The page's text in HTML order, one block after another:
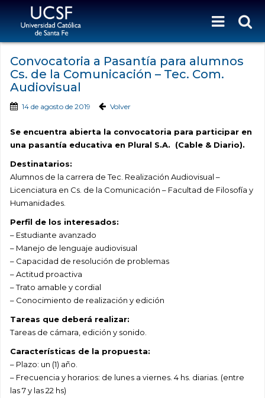
Convocatoria a Pasantía para alumnos
Cs. de la Comunicación – Tec. Com.
Audiovisual
14 de agosto de 2019 Volver
Se encuentra abierta la convocatoria para participar en
una pasantía educativa en Plural S.A. (Cable & Diario).
Destinatarios:
Alumnos de la carrera de Tec. Realización Audiovisual –
Licenciatura en Cs. de la Comunicación – Facultad de Filosofía y
Humanidades.
Perfil de los interesados:
– Estudiante avanzado
– Manejo de lenguaje audiovisual
– Capacidad de resolución de problemas
– Actitud proactiva
– Trato amable y cordial
– Conocimiento de realización y edición
Tareas que deberá realizar:
Tareas de cámara, edición y sonido.
Características de la propuesta:
– Plazo: un (1) año.
– Frecuencia y horarios: de lunes a viernes. 4 hs. diarias. (entre
las 7 y las 22 hs)